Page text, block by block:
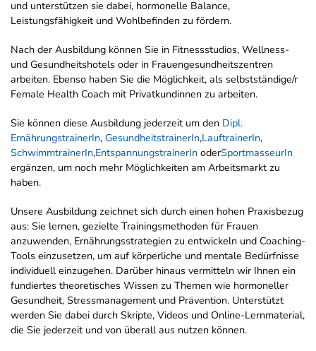
und unterstützen sie dabei, hormonelle Balance,
Leistungsfähigkeit und Wohlbefinden zu fördern.
Nach der Ausbildung können Sie in Fitnessstudios, Wellness-
und Gesundheitshotels oder in Frauengesundheitszentren
arbeiten. Ebenso haben Sie die Möglichkeit, als selbstständige/r
Female Health Coach mit Privatkundinnen zu arbeiten.
Sie können diese Ausbildung jederzeit um den Dipl.
ErnährungstrainerIn, GesundheitstrainerIn,LauftrainerIn,
SchwimmtrainerIn,EntspannungstrainerIn oderSportmasseurIn
ergänzen, um noch mehr Möglichkeiten am Arbeitsmarkt zu
haben.
Unsere Ausbildung zeichnet sich durch einen hohen Praxisbezug
aus: Sie lernen, gezielte Trainingsmethoden für Frauen
anzuwenden, Ernährungsstrategien zu entwickeln und Coaching-
Tools einzusetzen, um auf körperliche und mentale Bedürfnisse
individuell einzugehen. Darüber hinaus vermitteln wir Ihnen ein
fundiertes theoretisches Wissen zu Themen wie hormoneller
Gesundheit, Stressmanagement und Prävention. Unterstützt
werden Sie dabei durch Skripte, Videos und Online-Lernmaterial,
die Sie jederzeit und von überall aus nutzen können.